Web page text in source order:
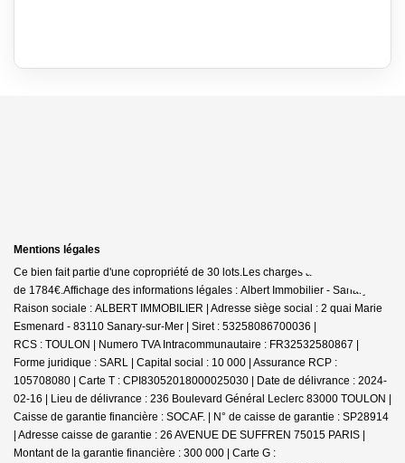
Mentions légales
Ce bien fait partie d'une copropriété de 30 lots.Les charges annuelles sont
de 1784€. Affichage des informations légales : Albert Immobilier - Sanary |
Raison sociale : ALBERT IMMOBILIER | Adresse siège social : 2 quai Marie
Esmenard - 83110 Sanary-sur-Mer | Siret : 53258086700036 |
RCS : TOULON | Numero TVA Intracommunautaire : FR32532580867 |
Forme juridique : SARL | Capital social : 10 000 | Assurance RCP :
105708080 | Carte T : CPI83052018000025030 | Date de délivrance : 2024-
02-16 | Lieu de délivrance : 236 Boulevard Général Leclerc 83000 TOULON |
Caisse de garantie financière : SOCAF. | N° de caisse de garantie : SP28914
| Adresse caisse de garantie : 26 AVENUE DE SUFFREN 75015 PARIS |
Montant de la garantie financière : 300 000 | Carte G :